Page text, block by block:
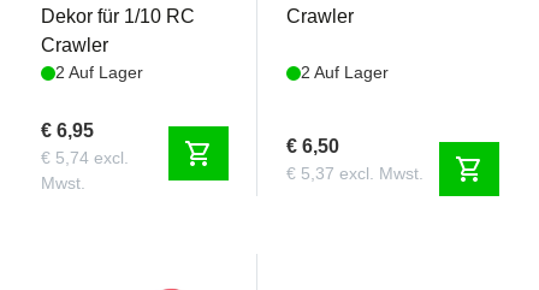
Dekor für 1/10 RC
Crawler
2 Auf Lager
€ 6,95
€ 5,74 excl.
Mwst.
shopping_cart
Crawler
2 Auf Lager
€ 6,50
€ 5,37 excl. Mwst. shopping_cart